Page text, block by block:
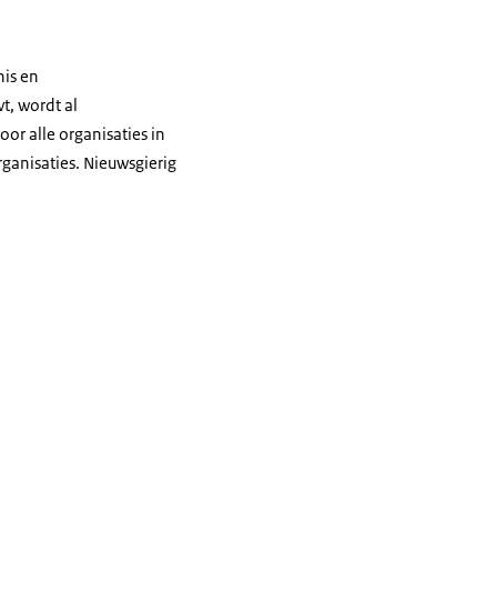
en
wordt al
alle organisaties in
Nieuwsgierig